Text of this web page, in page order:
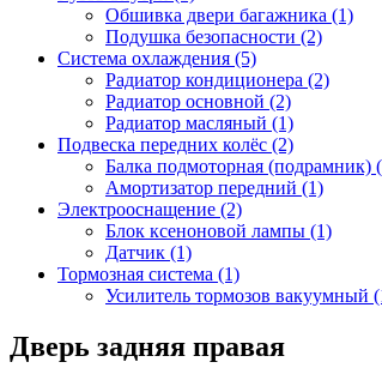
Обшивка двери багажника (1)
Подушка безопасности (2)
Система охлаждения (5)
Радиатор кондиционера (2)
Радиатор основной (2)
Радиатор масляный (1)
Подвеска передних колёс (2)
Балка подмоторная (подрамник)
Амортизатор передний (1)
Электрооснащение (2)
Блок ксеноновой лампы (1)
Датчик (1)
Тормозная система (1)
Усилитель тормозов вакуумный
Дверь задняя правая